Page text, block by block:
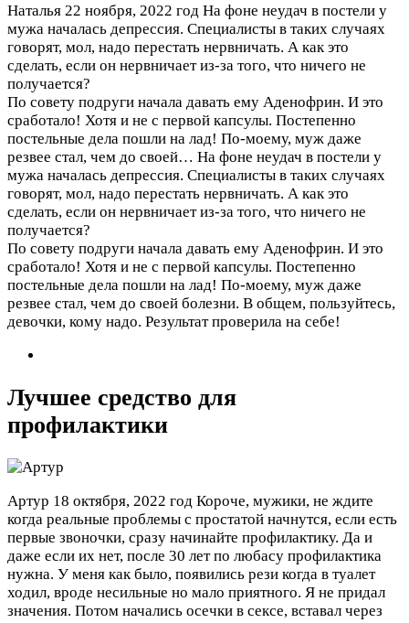
Наталья 22 ноября, 2022 год На фоне неудач в постели у
мужа началась депрессия. Специалисты в таких случаях
говорят, мол, надо перестать нервничать. А как это
сделать, если он нервничает из-за того, что ничего не
получается?
По совету подруги начала давать ему Аденофрин. И это
сработало! Хотя и не с первой капсулы. Постепенно
постельные дела пошли на лад! По-моему, муж даже
резвее стал, чем до своей… На фоне неудач в постели у
мужа началась депрессия. Специалисты в таких случаях
говорят, мол, надо перестать нервничать. А как это
сделать, если он нервничает из-за того, что ничего не
получается?
По совету подруги начала давать ему Аденофрин. И это
сработало! Хотя и не с первой капсулы. Постепенно
постельные дела пошли на лад! По-моему, муж даже
резвее стал, чем до своей болезни. В общем, пользуйтесь,
девочки, кому надо. Результат проверила на себе!
Лучшее средство для
профилактики
Артур 18 октября, 2022 год Короче, мужики, не ждите
когда реальные проблемы с простатой начнутся, если есть
первые звоночки, сразу начинайте профилактику. Да и
даже если их нет, после 30 лет по любасу профилактика
нужна. У меня как было, появились рези когда в туалет
ходил, вроде несильные но мало приятного. Я не придал
значения. Потом начались осечки в сексе, вставал через